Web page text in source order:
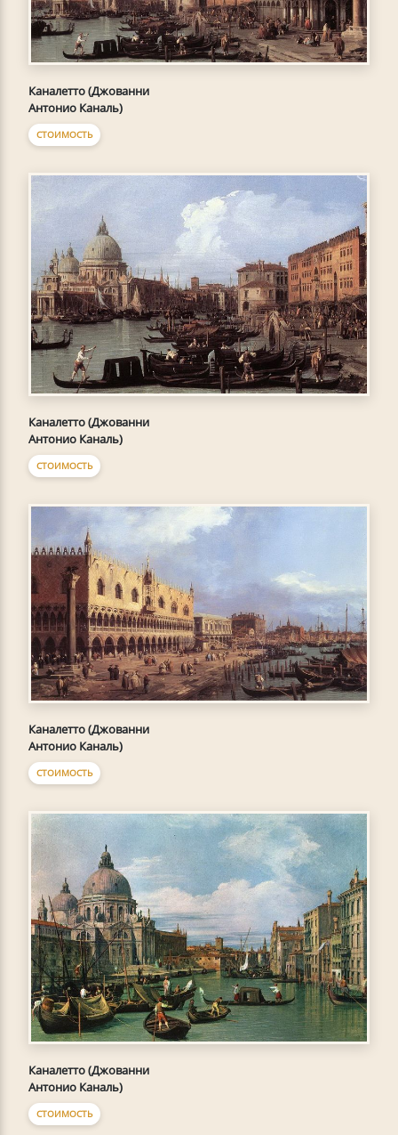
Каналетто (Джованни
Антонио Каналь)
СТОИМОСТЬ
Каналетто (Джованни
Антонио Каналь)
СТОИМОСТЬ
Каналетто (Джованни
Антонио Каналь)
СТОИМОСТЬ
Каналетто (Джованни
Антонио Каналь)
СТОИМОСТЬ